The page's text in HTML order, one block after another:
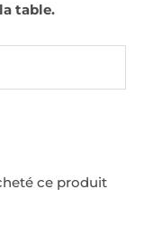
table.
ce produit